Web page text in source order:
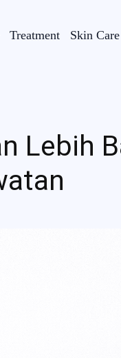
Treatment Skin
Lebih